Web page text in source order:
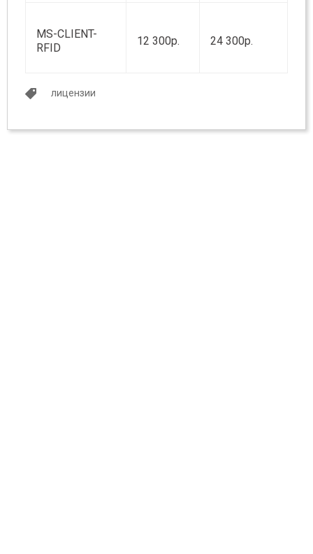
MS-CLIENT-
RFID
12 300р. 24 300р.
лицензии